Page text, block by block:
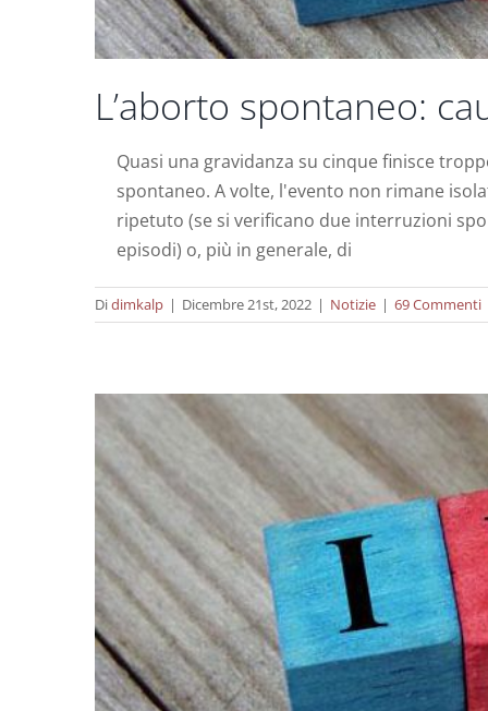
L’aborto spontaneo:
Quasi una gravidanza su cinque finisce
spontaneo. A volte, l'evento non rimane
ripetuto (se si verificano due interruzioni
episodi) o, più in generale, di
Didimkalp | Dicembre 21st, 2022 | Notizie | 69 Commenti